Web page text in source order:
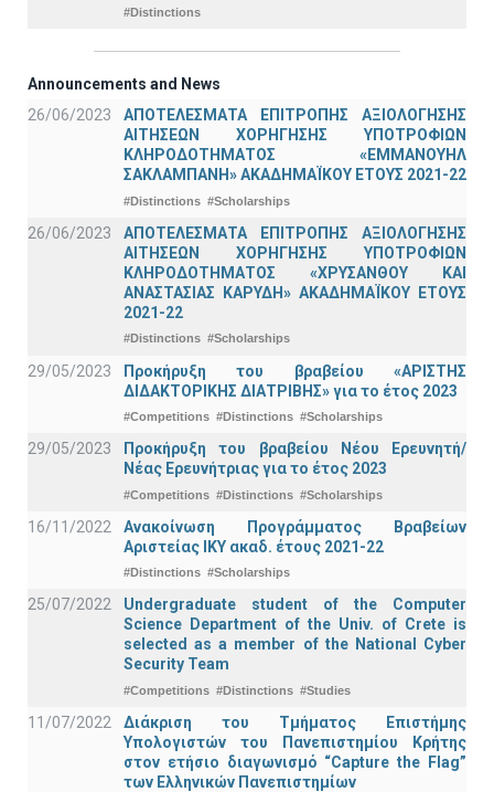
#Distinctions
Announcements and News
26/06/2023
ΑΠΟΤΕΛΕΣΜΑΤΑ ΕΠΙΤΡΟΠΗΣ ΑΞΙΟΛΟΓΗΣΗΣ
ΑΙΤΗΣΕΩΝ ΧΟΡΗΓΗΣΗΣ ΥΠΟΤΡΟΦΙΩΝ
ΚΛΗΡΟΔΟΤΗΜΑΤΟΣ «ΕΜΜΑΝΟΥΗΛ
ΣΑΚΛΑΜΠΑΝΗ» ΑΚΑΔΗΜΑΪΚΟΥ ΕΤΟΥΣ 2021-22
#Distinctions #Scholarships
26/06/2023
ΑΠΟΤΕΛΕΣΜΑΤΑ ΕΠΙΤΡΟΠΗΣ ΑΞΙΟΛΟΓΗΣΗΣ
ΑΙΤΗΣΕΩΝ ΧΟΡΗΓΗΣΗΣ ΥΠΟΤΡΟΦΙΩΝ
ΚΛΗΡΟΔΟΤΗΜΑΤΟΣ «ΧΡΥΣΑΝΘΟΥ ΚΑΙ
ΑΝΑΣΤΑΣΙΑΣ ΚΑΡΥΔΗ» ΑΚΑΔΗΜΑΪΚΟΥ ΕΤΟΥΣ
2021-22
#Distinctions #Scholarships
29/05/2023
Προκήρυξη του βραβείου «ΑΡΙΣΤΗΣ
ΔΙΔΑΚΤΟΡΙΚΗΣ ΔΙΑΤΡΙΒΗΣ» για το έτος 2023
#Competitions #Distinctions #Scholarships
29/05/2023
Προκήρυξη του βραβείου Νέου Ερευνητή/
Νέας Ερευνήτριας για το έτος 2023
#Competitions #Distinctions #Scholarships
16/11/2022
Ανακοίνωση Προγράμματος Βραβείων
Αριστείας ΙΚΥ ακαδ. έτους 2021-22
#Distinctions #Scholarships
25/07/2022
Undergraduate student of the Computer
Science Department of the Univ. of Crete is
selected as a member of the National Cyber
Security Team
#Competitions #Distinctions #Studies
11/07/2022
Διάκριση του Τμήματος Επιστήμης
Υπολογιστών του Πανεπιστημίου Κρήτης
στον ετήσιο διαγωνισμό “Capture the Flag”
των Ελληνικών Πανεπιστημίων